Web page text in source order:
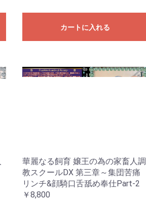
カートに入れる
華麗なる飼育 嬢王の為の家畜人調
教スクールDX 第三章～集団苦痛
リンチ&顔騎口舌舐め奉仕Part-2
￥8,800